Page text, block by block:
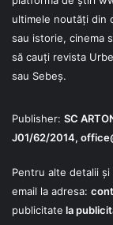
ultimele noutăți din
sau istorie, cinema
să cauți revista
sau Sebeș.
Publisher: SC
J01/62/2014,
Pentru alte detalii
email la adresa:
publicitate la